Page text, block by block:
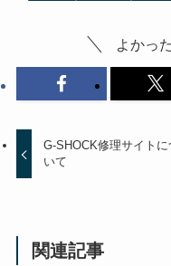
よかっ
G-SHOCK修理サイトに
いて
関連記事